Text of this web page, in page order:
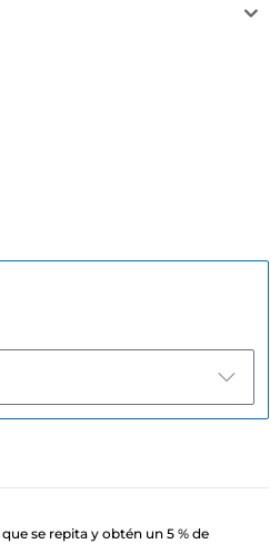
se repita y obtén un 5 % de